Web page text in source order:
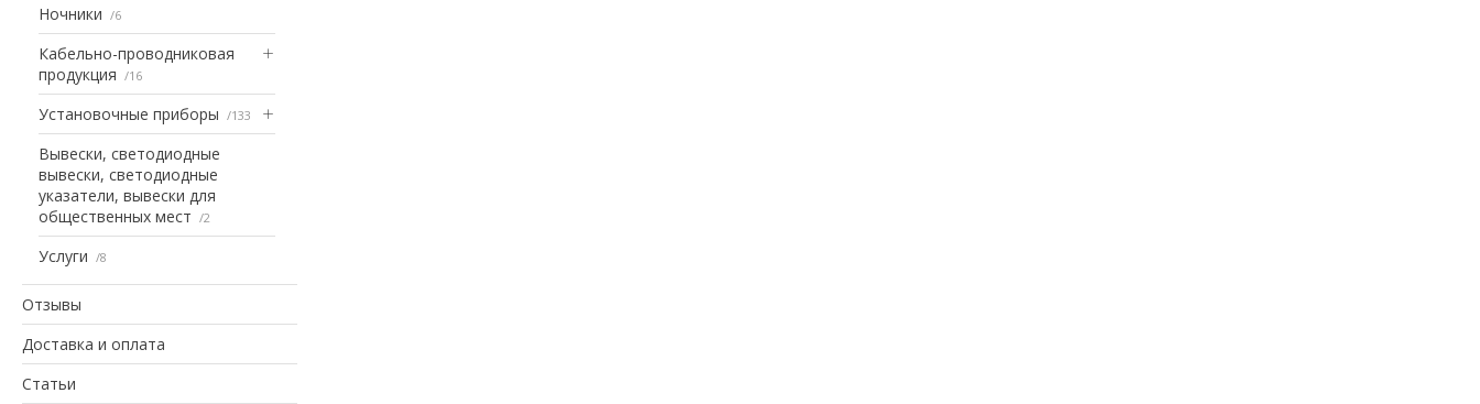
Ночники 6
Кабельно-проводниковая
продукция
16
Установочные приборы 133
Вывески, светодиодные
вывески, светодиодные
указатели, вывески для
общественных мест
2
Услуги 8
Отзывы
Доставка и оплата
Статьи